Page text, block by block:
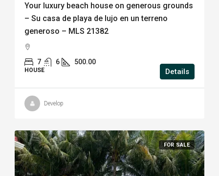
Your luxury beach house on generous grounds
– Su casa de playa de lujo en un terreno
generoso – MLS 21382
7 6 500.00
HOUSE Details
Develop
FOR SALE